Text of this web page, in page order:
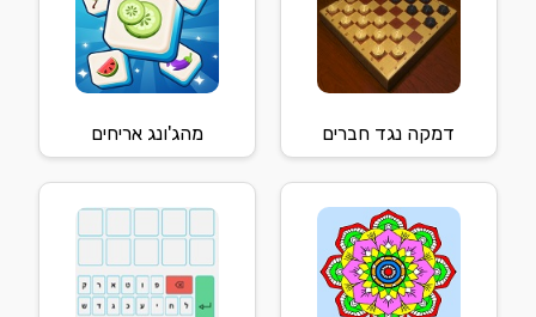
דמקה נגד חברים מהג'ונג אריחים